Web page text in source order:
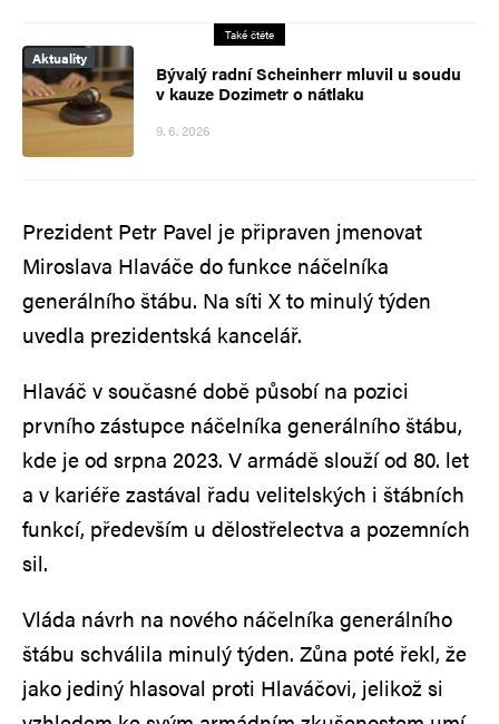
Také čtěte
Aktuality
Bývalý radní Scheinherr mluvil u soudu
v kauze Dozimetr o nátlaku
9. 6. 2026
Prezident Petr Pavel je připraven jmenovat
Miroslava Hlaváče do funkce náčelníka
generálního štábu. Na síti X to minulý týden
uvedla prezidentská kancelář.
Hlaváč v současné době působí na pozici
prvního zástupce náčelníka generálního štábu,
kde je od srpna 2023. V armádě slouží od 80. let
a v kariéře zastával řadu velitelských i štábních
funkcí, především u dělostřelectva a pozemních
sil.
Vláda návrh na nového náčelníka generálního
štábu schválila minulý týden. Zůna poté řekl, že
jako jediný hlasoval proti Hlaváčovi, jelikož si